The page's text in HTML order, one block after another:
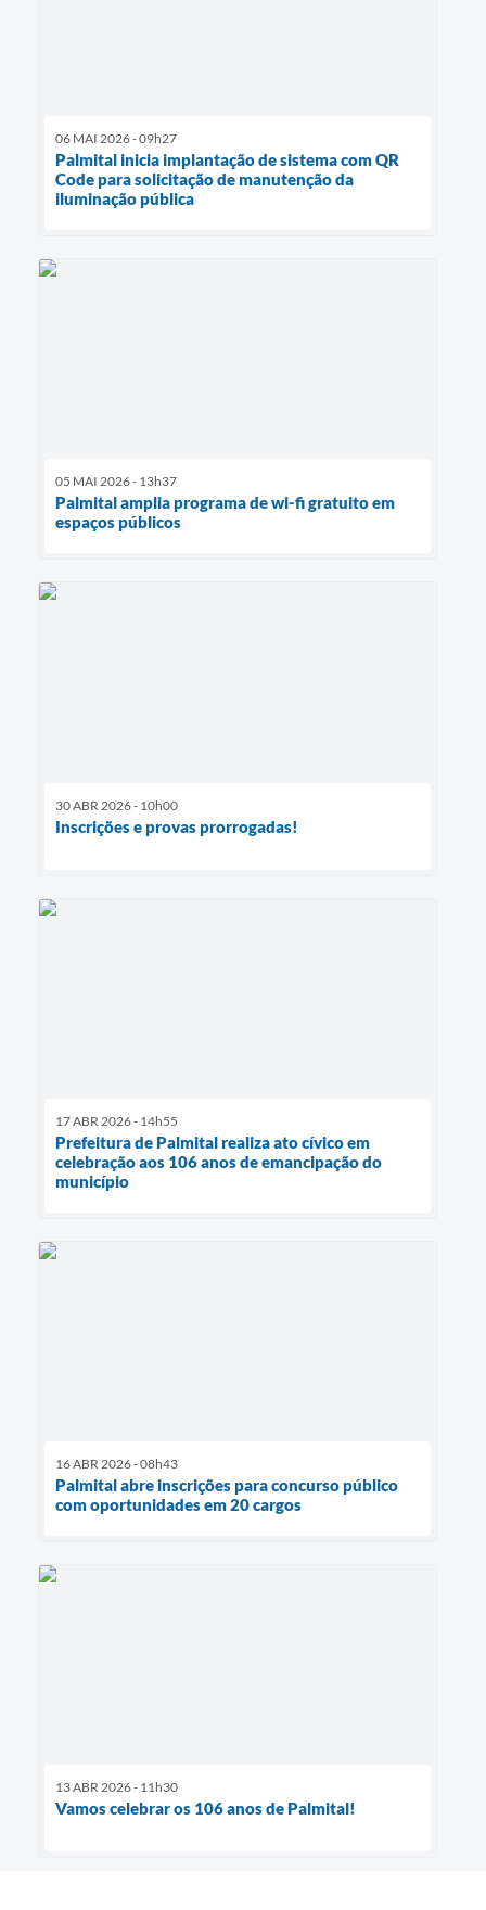
06 MAI 2026 - 09h27
Palmital inicia implantação de sistema com QR
Code para solicitação de manutenção da
iluminação pública
05 MAI 2026 - 13h37
Palmital amplia programa de wi-fi gratuito em
espaços públicos
30 ABR 2026 - 10h00
Inscrições e provas prorrogadas!
17 ABR 2026 - 14h55
Prefeitura de Palmital realiza ato cívico em
celebração aos 106 anos de emancipação do
município
16 ABR 2026 - 08h43
Palmital abre inscrições para concurso público
com oportunidades em 20 cargos
13 ABR 2026 - 11h30
Vamos celebrar os 106 anos de Palmital!